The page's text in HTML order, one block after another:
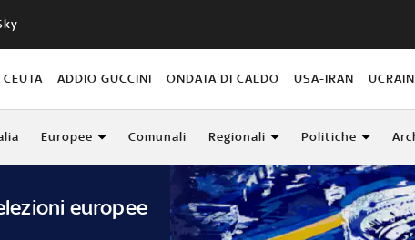
ADDIO GUCCINI ONDATA DI CALDO USA-IRAN
Europee Comunali Regionali Politiche
europee